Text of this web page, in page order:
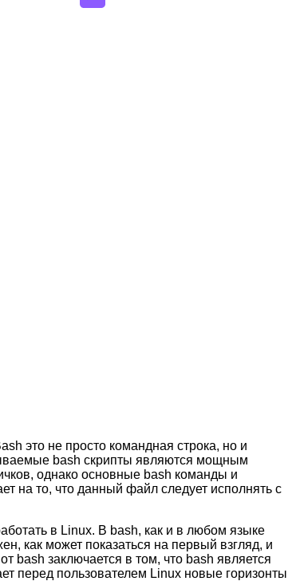
это не просто командная строка, но и
bash скрипты являются мощным
однако основные bash команды и
на то, что данный файл следует исполнять с
в Linux. В bash, как и в любом языке
как может показаться на первый взгляд, и
bash заключается в том, что bash является
перед пользователем Linux новые горизонты